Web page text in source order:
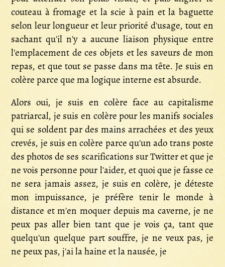
couteau à fromage et la scie à pain et la baguette
selon leur longueur et leur priorité d'usage, tout en
sachant qu'il n'y a aucune liaison physique entre
l'emplacement de ces objets et les saveurs de mon
repas, et que tout se passe dans ma tête. Je suis en
colère parce que ma logique interne est absurde.
Alors oui, je suis en colère face au capitalisme
patriarcal, je suis en colère pour les manifs sociales
qui se soldent par des mains arrachées et des yeux
crevés, je suis en colère parce qu'un ado trans poste
des photos de ses scarifications sur Twitter et que je
ne vois personne pour l'aider, et quoi que je fasse ce
ne sera jamais assez, je suis en colère, je déteste
mon impuissance, je préfère tenir le monde à
distance et m'en moquer depuis ma caverne, je ne
peux pas aller bien tant que je vois ça, tant que
quelqu'un quelque part souffre, je ne veux pas, je
ne peux pas, j'ai la haine et la nausée, je